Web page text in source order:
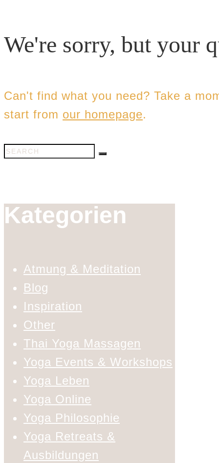
We're sorry, but your
Can't find what you need? Take a
start from our homepage.
Kategorien
Atmung & Meditation
Blog
Inspiration
Other
Thai Yoga Massagen
Yoga Events & Workshops
Yoga Leben
Yoga Online
Yoga Philosophie
Yoga Retreats &
Ausbildungen